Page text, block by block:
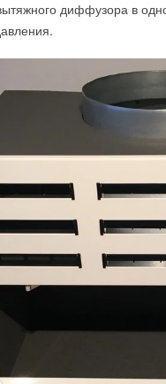
диффузора в
65 (моб., WhatsApp)